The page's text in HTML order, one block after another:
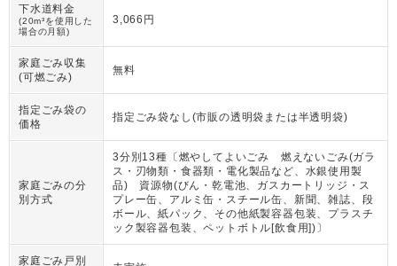
下水道料金
(20m³を使用した
場合の月額)
3,066円
家庭ごみ収集
(可燃ごみ)
無料
指定ごみ袋の
価格
指定ごみ袋なし(市販の透明袋または半透明袋)
家庭ごみの分
別方式
3分別13種〔燃やしてよいごみ 燃えないごみ(ガラ
ス・刃物類・食器類・電化製品など、水銀使用製
品) 資源物(びん・乾電池、ガスカートリッジ・ス
プレー缶、アルミ缶・スチール缶、新聞、雑誌、段
ボール、紙パック、その他紙製容器包装、プラスチ
ック製容器包装、ペットボトル[飲食用])〕
家庭ごみ戸別